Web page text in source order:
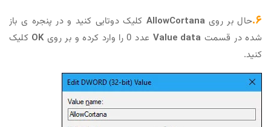
AllowCortanaکلیک دوتایی کنید و در پنجره ی باز
Value dataعدد 0 را وارد کرده و بر روی OKکلیک